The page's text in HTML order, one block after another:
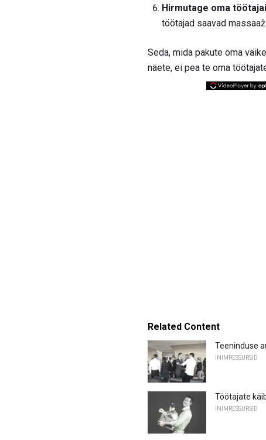
Hirmutage oma
töötajad saavad
Seda, mida pakute oma
näete, ei pea te oma
Related Content
Teeninduse
INIMRESSURSID
Töötajate
INIMRESSURSID